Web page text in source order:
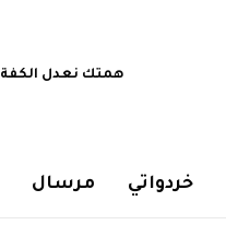
همتك نعدل الكفة
خردواتي مرسال